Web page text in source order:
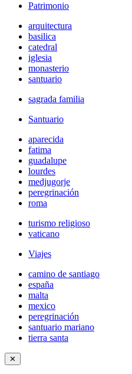
Patrimonio
arquitectura
basilica
catedral
iglesia
monasterio
santuario
sagrada familia
Santuario
aparecida
fatima
guadalupe
lourdes
medjugorje
peregrinación
roma
turismo religioso
vaticano
Viajes
camino de santiago
españa
malta
mexico
peregrinación
santuario mariano
tierra santa
✕